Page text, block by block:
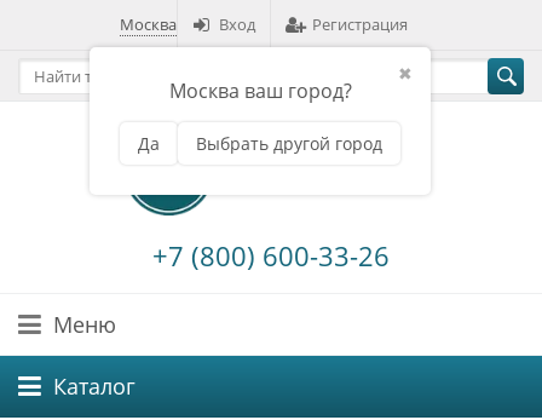
Москва
✖
Москва ваш город?
Да Выбрать другой город
Вход Регистрация
+7 (800) 600-33-26
Меню
Каталог